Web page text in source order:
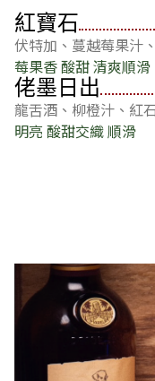
紅寶石
伏特加、蔓越莓果汁
莓果香 酸甜 清爽順滑
佬墨日出
龍舌酒、柳橙汁、紅
明亮 酸甜交織 順滑